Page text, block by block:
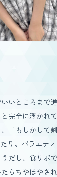
いところまで
完全に浮かれ
「もしかして
り。バラエテ
だし、食リポ
らちやほやさ